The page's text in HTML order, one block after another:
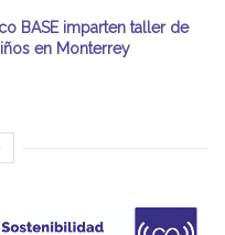
BASE imparten taller de
en Monterrey